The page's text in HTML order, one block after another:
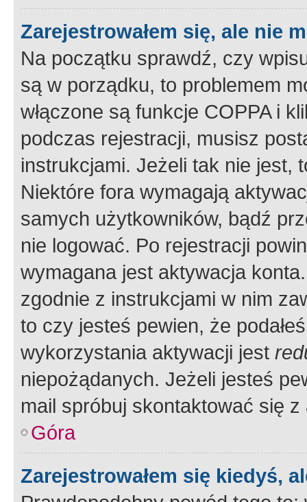
Zarejestrowałem się, ale nie
Na początku sprawdź, czy
są w porządku, to problemem
włączone są funkcje COPPA i
podczas rejestracji, musisz
instrukcjami. Jeżeli tak nie jest,
Niektóre fora wymagają
samych użytkowników, bądź
nie logować. Po rejestracji
wymagana jest aktywacja
zgodnie z instrukcjami w nim
to czy jesteś pewien, że
wykorzystania aktywacji jest
niepożądanych. Jeżeli jesteś
mail spróbuj skontaktować się
Góra
Zarejestrowałem się kiedyś,